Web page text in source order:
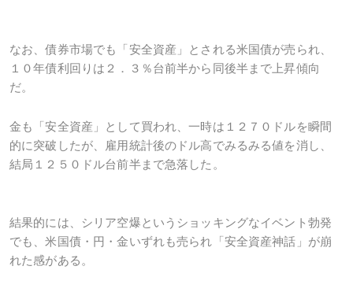
なお、債券市場でも「安全資産」とされる米国債が売られ、
１０年債利回りは２．３％台前半から同後半まで上昇傾向
だ。
金も「安全資産」として買われ、一時は１２７０ドルを瞬間
的に突破したが、雇用統計後のドル高でみるみる値を消し、
結局１２５０ドル台前半まで急落した。
結果的には、シリア空爆というショッキングなイベント勃発
でも、米国債・円・金いずれも売られ「安全資産神話」が崩
れた感がある。